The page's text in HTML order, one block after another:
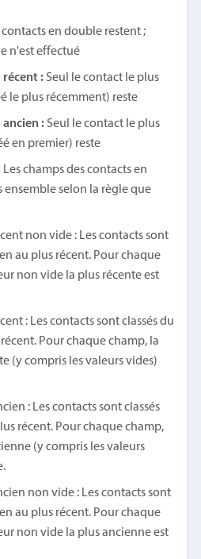
contacts en double restent ;
n'est effectué
récent : Seul le contact le plus
le plus récemment) reste
ancien : Seul le contact le plus
en premier) reste
Les champs des contacts en
selon la règle que
non vide : Les contacts sont
au plus récent. Pour chaque
non vide la plus récente est
: Les contacts sont classés du
Pour chaque champ, la
(y compris les valeurs vides)
: Les contacts sont classés
récent. Pour chaque champ,
(y compris les valeurs
non vide : Les contacts sont
au plus récent. Pour chaque
non vide la plus ancienne est